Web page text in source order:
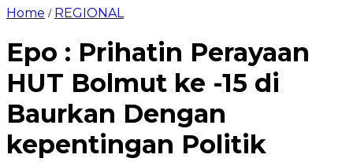
Home / REGIONAL
Epo : Prihatin Perayaan
HUT Bolmut ke -15 di
Baurkan Dengan
kepentingan Politik